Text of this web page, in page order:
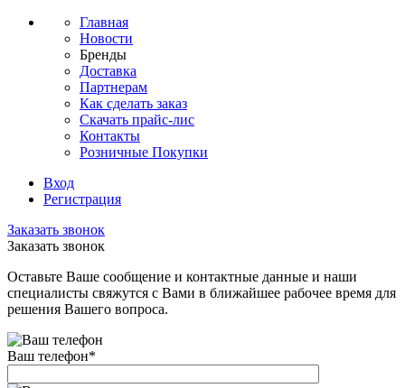
Главная
Новости
Бренды
Доставка
Партнерам
Как сделать заказ
Скачать прайс-лис
Контакты
Розничные Покупки
Вход
Регистрация
Заказать звонок
Заказать звонок
Оставьте Ваше сообщение и контактные данные и наши
специалисты свяжутся с Вами в ближайшее рабочее время для
решения Вашего вопроса.
Ваш телефон*